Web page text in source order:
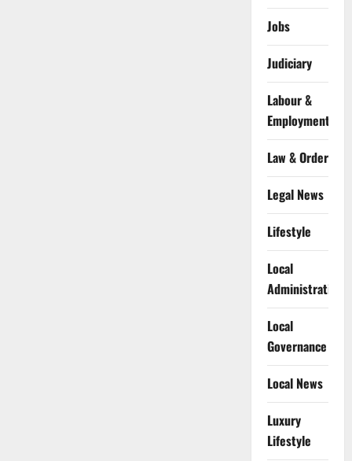
Jobs
Judiciary
Labour &
Employment
Law & Order
Legal News
Lifestyle
Local
Administration
Local
Governance
Local News
Luxury
Lifestyle